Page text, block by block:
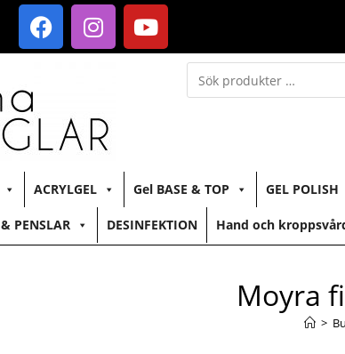
ACRYLGEL Gel BASE & TOP GEL POLISH
PENSLAR DESINFEKTION Hand och
Moyra
>